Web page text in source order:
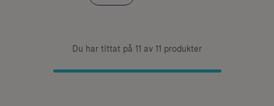
Du har tittat på 11 av 11 produkter